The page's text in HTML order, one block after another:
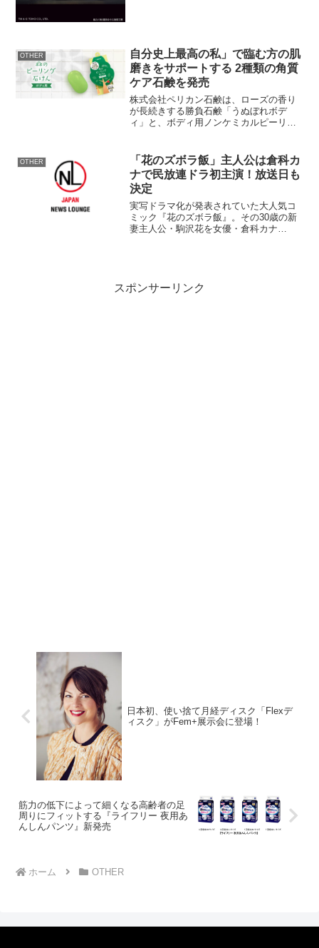
OTHER
自分史上最高の私」で臨む方の肌
磨きをサポートする 2種類の角質
ケア石鹸を発売
株式会社ペリカン石鹸は、ローズの香り
が長続きする勝負石鹸「うぬぼれボデ
ィ」と、ボディ用ノンケミカルピーリン
お肌で「もっと自分磨きしたい！」方の
肌磨きをサポートしま...
OTHER
「花のズボラ飯」主人公は倉科カ
ナで民放連ドラ初主演！放送日も
決定
実写ドラマ化が発表されていた大人気コ
ミック『花のズボラ飯』。その30歳の新
妻主人公・駒沢花を女優・倉科カナ
スポンサーリンク
日本初、使い捨て月経ディスク「Flexデ
ィスク」がFem+展示会に登場！
筋力の低下によって細くなる高齢者の足
周りにフィットする『ライフリー 夜用あ
んしんパンツ』新発売
ホーム OTHER